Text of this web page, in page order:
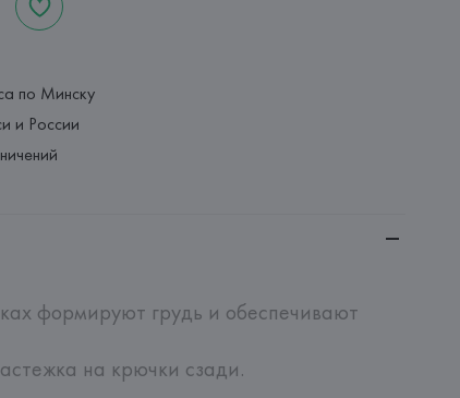
по Минску
и России
формируют грудь и обеспечивают
на крючки сзади.